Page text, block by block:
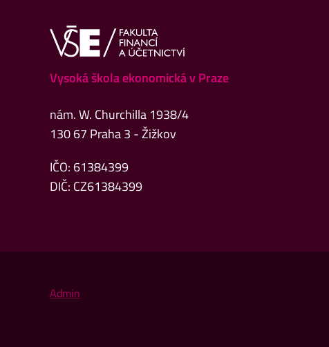
Vysoká škola ekonomická v Praze
nám. W. Churchilla 1938/4
130 67 Praha 3 - Žižkov
IČO: 61384399
DIČ: CZ61384399
Admin